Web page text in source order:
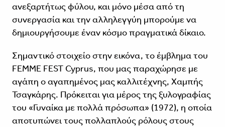
ανεξαρτήτως φύλου, και μόνο μέσα από τη
συνεργασία και την αλληλεγγύη μπορούμε να
δημιουργήσουμε έναν κόσμο πραγματικά δίκαιο.
Σημαντικό στοιχείο στην εικόνα, το έμβλημα του
FEMME FEST Cyprus, που μας παραχώρησε με
αγάπη ο αγαπημένος μας καλλιτέχνης, Χαμπής
Τσαγκάρης. Πρόκειται για μέρος της ξυλογραφίας
του «Γυναίκα με πολλά πρόσωπα» (1972), η οποία
αποτυπώνει τους πολλαπλούς ρόλους στους